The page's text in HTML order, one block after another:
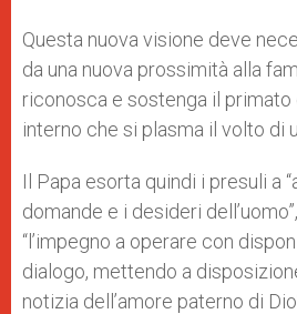
Questa nuova visione deve
da una nuova prossimità alla
riconosca e sostenga il primato
interno che si plasma il volto di
Il Papa esorta quindi i presuli a
domande e i desideri
“l’impegno a operare con
dialogo, mettendo a
notizia dell’amore paterno di